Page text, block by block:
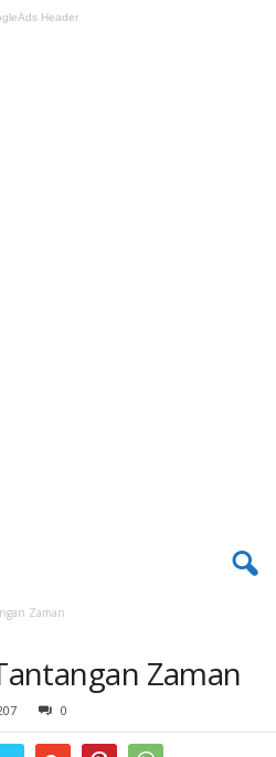
Header
Zaman
Zaman
0